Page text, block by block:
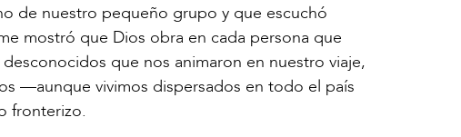
de nuestro pequeño grupo y que escuchó
mostró que Dios obra en cada persona que
que nos animaron en nuestro viaje,
—aunque vivimos dispersados en todo el país
fronterizo.